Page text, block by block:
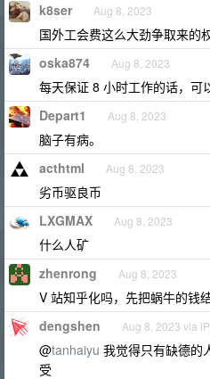
k8ser Aug 8, 2023
国外工会费这么大劲争取来的
oska874 Aug 8, 2023
每天保证 8 小时工作的话，可
Depart1 Aug 8, 2023
脑子有病。
acthtml Aug 8, 2023
劣币驱良币
LXGMAX Aug 8, 2023
什么人矿
zhenrong Aug 8, 2023
V 站知乎化吗，先把蜗牛的钱结
dengshen Aug 8, 2023 via
@tanhaiyu 我觉得只有缺德的
受